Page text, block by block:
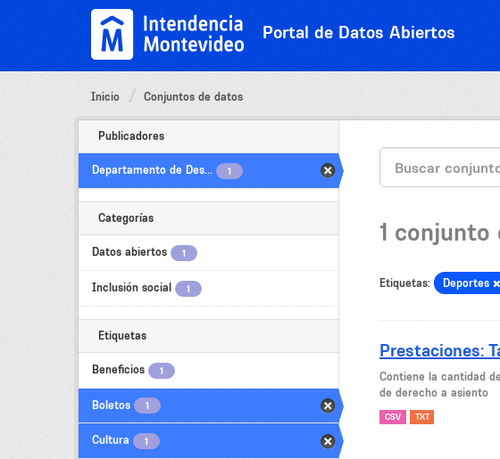
Portal de Datos Abiertos
Inicio Conjuntos de datos
Publicadores
Departamento de Des... 1
Categorías
Datos abiertos 1
Inclusión social 1
Etiquetas
Beneficios 1
Boletos 1
Cultura 1
1 conjunto
Etiquetas: Deportes
Prestaciones:
Contiene la cantidad
de derecho a asiento
CSV TXT